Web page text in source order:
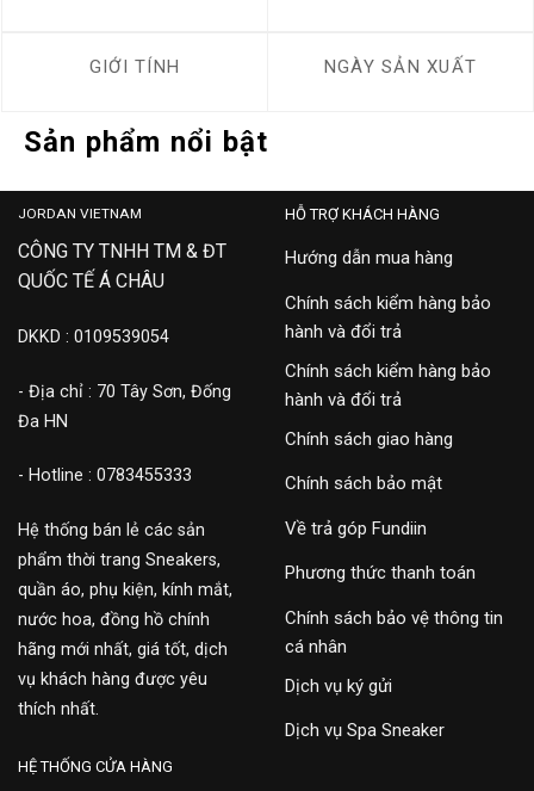
GIỚI TÍNH NGÀY SẢN XUẤT
Sản phẩm nổi bật
JORDAN VIETNAM
CÔNG TY TNHH TM & ĐT
QUỐC TẾ Á CHÂU
DKKD : 0109539054
- Địa chỉ : 70 Tây Sơn, Đống
Đa HN
- Hotline : 0783455333
Hệ thống bán lẻ các sản
phẩm thời trang Sneakers,
quần áo, phụ kiện, kính mắt,
nước hoa, đồng hồ chính
hãng mới nhất, giá tốt, dịch
vụ khách hàng được yêu
thích nhất.
HỖ TRỢ KHÁCH HÀNG
Hướng dẫn mua hàng
Chính sách kiểm hàng bảo
hành và đổi trả
Chính sách kiểm hàng bảo
hành và đổi trả
Chính sách giao hàng
Chính sách bảo mật
Về trả góp Fundiin
Phương thức thanh toán
Chính sách bảo vệ thông tin
cá nhân
Dịch vụ ký gửi
Dịch vụ Spa Sneaker
HỆ THỐNG CỬA HÀNG